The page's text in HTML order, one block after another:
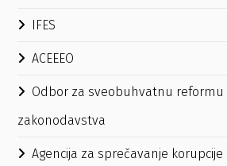
IFES
ACEEEO
Odbor za sveobuhvatnu reformu
zakonodavstva
Agencija za sprečavanje korupcije